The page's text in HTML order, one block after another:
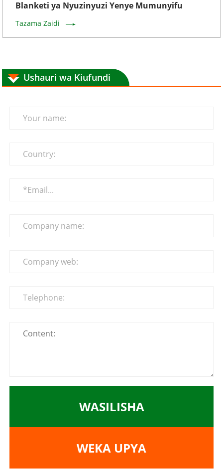
Blanketi ya Nyuzinyuzi Yenye Mumunyifu
Tazama Zaidi
Ushauri wa Kiufundi
WASILISHA
WEKA UPYA